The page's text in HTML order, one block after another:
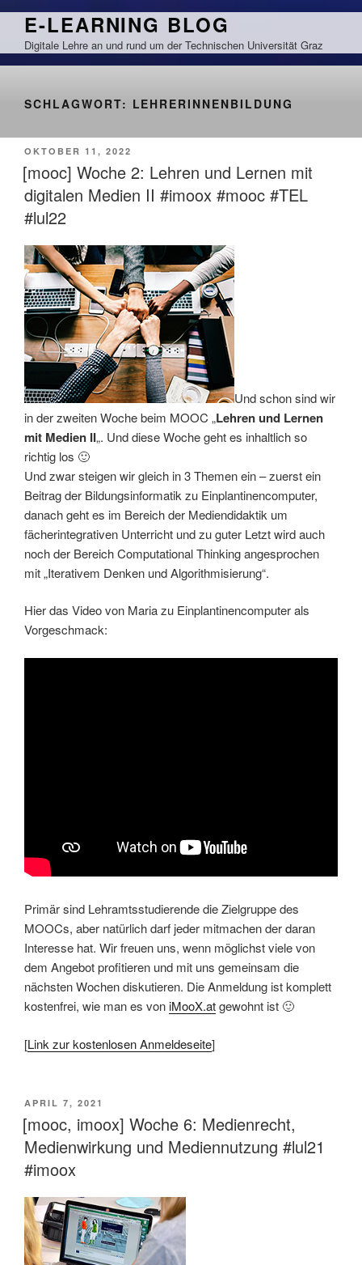
Zum
springen
E-LEARNING BLOG
Digitale Lehre an und rund um der Technischen Universität Graz
SCHLAGWORT: LEHRERINNENBILDUNG
VERÖFFENTLICHT
AM
OKTOBER 11, 2022
[mooc] Woche 2: Lehren und Lernen mit
digitalen Medien II #imoox #mooc #TEL
#lul22
Und schon sind wir
in der zweiten Woche beim MOOC „Lehren und Lernen
mit Medien II„. Und diese Woche geht es inhaltlich so
richtig los 🙂
Und zwar steigen wir gleich in 3 Themen ein – zuerst ein
Beitrag der Bildungsinformatik zu Einplantinencomputer,
danach geht es im Bereich der Mediendidaktik um
fächerintegrativen Unterricht und zu guter Letzt wird auch
noch der Bereich Computational Thinking angesprochen
mit „Iterativem Denken und Algorithmisierung“.
Hier das Video von Maria zu Einplantinencomputer als
Vorgeschmack:
Primär sind Lehramtsstudierende die Zielgruppe des
MOOCs, aber natürlich darf jeder mitmachen der daran
Interesse hat. Wir freuen uns, wenn möglichst viele von
dem Angebot profitieren und mit uns gemeinsam die
nächsten Wochen diskutieren. Die Anmeldung ist komplett
kostenfrei, wie man es voniMooX.atgewohnt ist 🙂
[Link zur kostenlosen Anmeldeseite]
VERÖFFENTLICHT
AM
APRIL 7, 2021
[mooc, imoox] Woche 6: Medienrecht,
Medienwirkung und Mediennutzung #lul21
#imoox